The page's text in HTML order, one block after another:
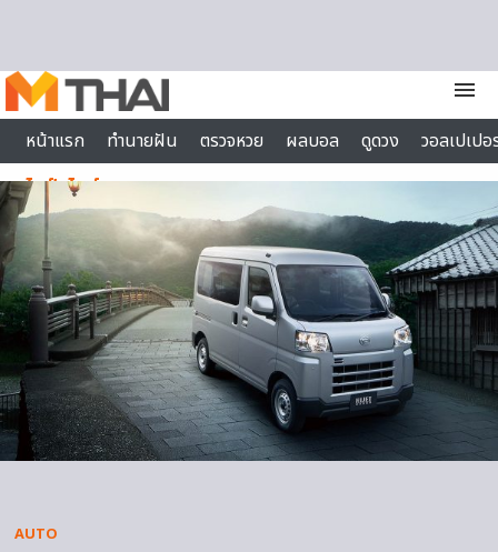
menu
หน้าแรก
ทำนายฝัน ตรวจหวย ผลบอล ดูดวง
วอลเปเป
ไลฟ์สไตล์
AUTO